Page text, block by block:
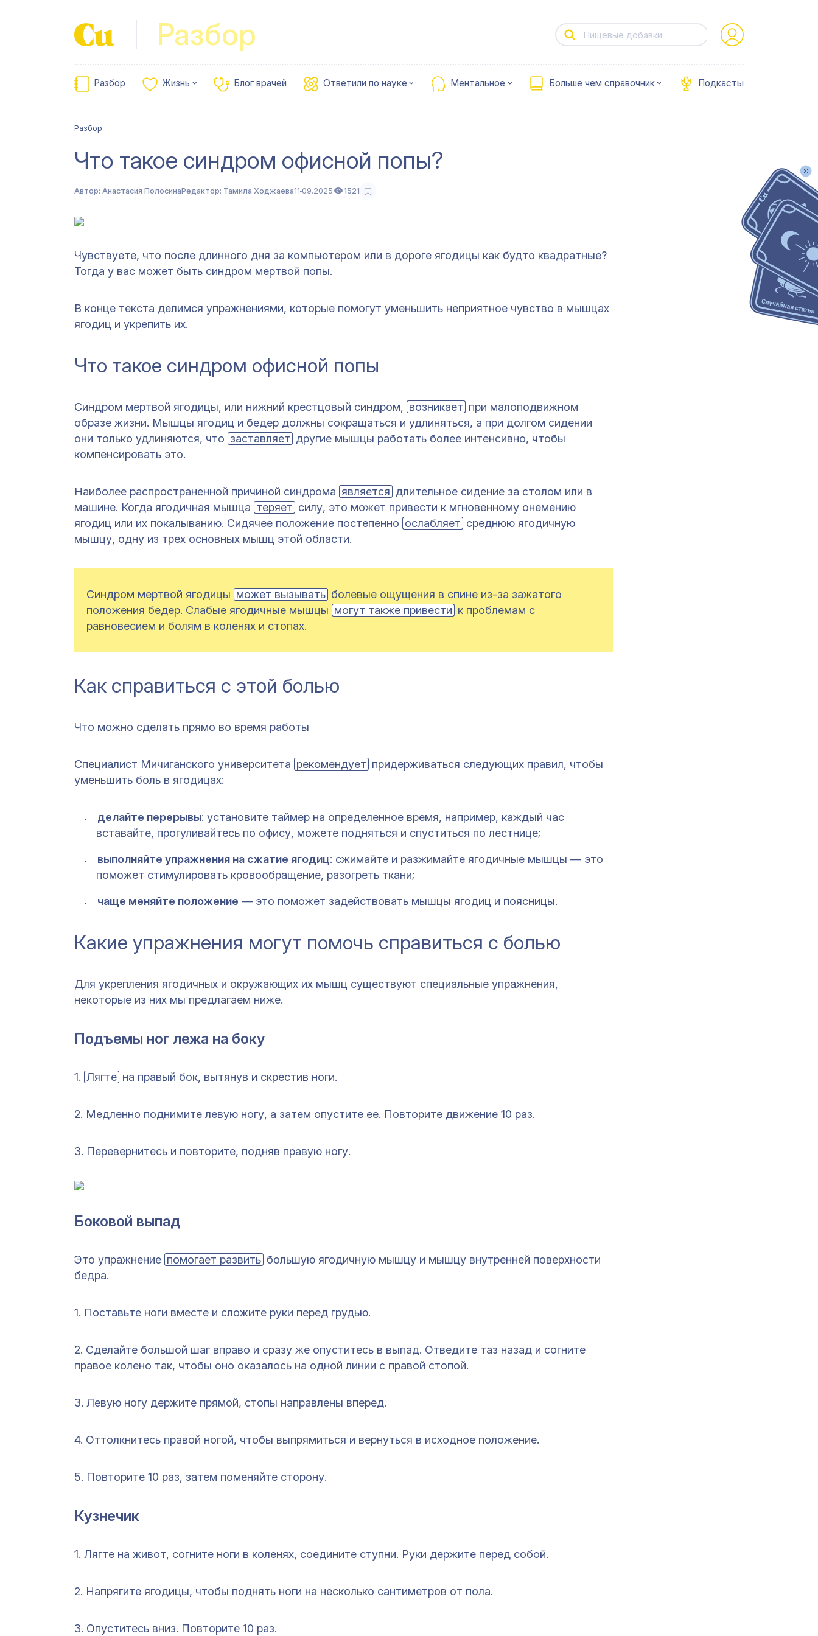
Разбор
Разбор Жизнь Блог врачей Ответили по науке Ментальное Больше чем справочник Подкасты
Разбор
Что такое синдром офисной попы?
Автор: Анастасия ПолосинаРедактор: Тамила Ходжаева11.09.2025 1521
Чувствуете, что после длинного дня за компьютером или в дороге ягодицы как будто квадратные?
Тогда у вас может быть синдром мертвой попы.
В конце текста делимся упражнениями, которые помогут уменьшить неприятное чувство в мышцах
ягодиц и укрепить их.
Что такое синдром офисной попы
Синдром мертвой ягодицы, или нижний крестцовый синдром, возникает при малоподвижном
образе жизни. Мышцы ягодиц и бедер должны сокращаться и удлиняться, а при долгом сидении
они только удлиняются, что заставляет другие мышцы работать более интенсивно, чтобы
компенсировать это.
Наиболее распространенной причиной синдрома является длительное сидение за столом или в
машине. Когда ягодичная мышца теряет силу, это может привести к мгновенному онемению
ягодиц или их покалыванию. Сидячее положение постепенно ослабляет среднюю ягодичную
мышцу, одну из трех основных мышц этой области.
Синдром мертвой ягодицы может вызывать болевые ощущения в спине из-за зажатого
положения бедер. Слабые ягодичные мышцы могут также привести к проблемам с
равновесием и болям в коленях и стопах.
Как справиться с этой болью
Что можно сделать прямо во время работы
Специалист Мичиганского университета рекомендует придерживаться следующих правил, чтобы
уменьшить боль в ягодицах:
делайте перерывы: установите таймер на определенное время, например, каждый час
вставайте, прогуливайтесь по офису, можете подняться и спуститься по лестнице;
выполняйте упражнения на сжатие ягодиц: сжимайте и разжимайте ягодичные мышцы — это
поможет стимулировать кровообращение, разогреть ткани;
чаще меняйте положение — это поможет задействовать мышцы ягодиц и поясницы.
Какие упражнения могут помочь справиться с болью
Для укрепления ягодичных и окружающих их мышц существуют специальные упражнения,
некоторые из них мы предлагаем ниже.
Подъемы ног лежа на боку
1. Лягте на правый бок, вытянув и скрестив ноги.
2. Медленно поднимите левую ногу, а затем опустите ее. Повторите движение 10 раз.
3. Перевернитесь и повторите, подняв правую ногу.
Боковой выпад
Это упражнение помогает развить большую ягодичную мышцу и мышцу внутренней поверхности
бедра.
1. Поставьте ноги вместе и сложите руки перед грудью.
2. Сделайте большой шаг вправо и сразу же опуститесь в выпад. Отведите таз назад и согните
правое колено так, чтобы оно оказалось на одной линии с правой стопой.
3. Левую ногу держите прямой, стопы направлены вперед.
4. Оттолкнитесь правой ногой, чтобы выпрямиться и вернуться в исходное положение.
5. Повторите 10 раз, затем поменяйте сторону.
Кузнечик
1. Лягте на живот, согните ноги в коленях, соедините ступни. Руки держите перед собой.
2. Напрягите ягодицы, чтобы поднять ноги на несколько сантиметров от пола.
3. Опуститесь вниз. Повторите 10 раз.